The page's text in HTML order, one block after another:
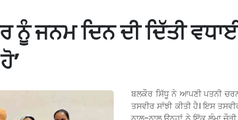
ਜਨਮ ਦਿਨ ਦੀ ਦਿੱਤੀ
ਬਲਕੌਰ ਸਿੱਧੂ ਨੇ ਆਪਣੀ ਪਤਨੀ
ਤਸਵੀਰ ਸਾਂਝੀ ਕੀਤੀ ਹੈ। ਇਸ